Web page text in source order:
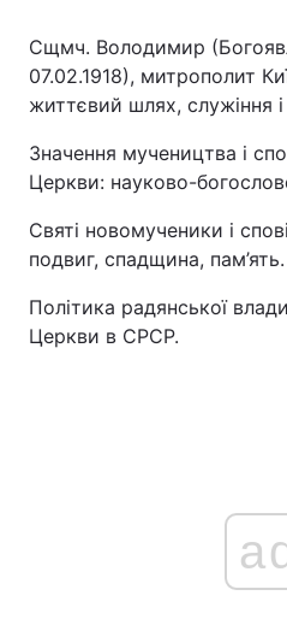
Сщмч. Володимир
07.02.1918), митрополит
життєвий шлях, служіння
Значення мучеництва і
Церкви: науково-
Святі новомученики і
подвиг, спадщина, пам’ять.
Політика радянської
Церкви в СРСР.